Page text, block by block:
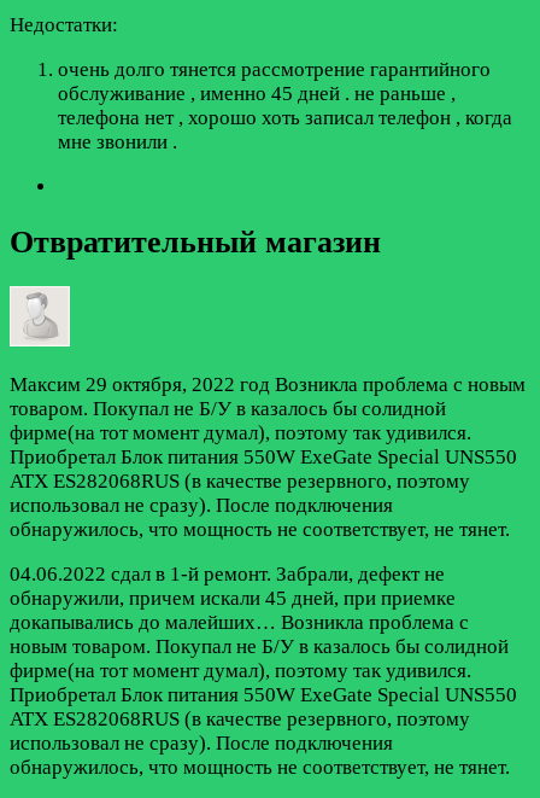
Недостатки:
очень долго тянется рассмотрение гарантийного
обслуживание , именно 45 дней . не раньше ,
телефона нет , хорошо хоть записал телефон , когда
мне звонили .
Отвратительный магазин
Максим 29 октября, 2022 год Возникла проблема с новым
товаром. Покупал не Б/У в казалось бы солидной
фирме(на тот момент думал), поэтому так удивился.
Приобретал Блок питания 550W ExeGate Special UNS550
ATX ES282068RUS (в качестве резервного, поэтому
использовал не сразу). После подключения
обнаружилось, что мощность не соответствует, не тянет.
04.06.2022 сдал в 1-й ремонт. Забрали, дефект не
обнаружили, причем искали 45 дней, при приемке
докапывались до малейших… Возникла проблема с
новым товаром. Покупал не Б/У в казалось бы солидной
фирме(на тот момент думал), поэтому так удивился.
Приобретал Блок питания 550W ExeGate Special UNS550
ATX ES282068RUS (в качестве резервного, поэтому
использовал не сразу). После подключения
обнаружилось, что мощность не соответствует, не тянет.